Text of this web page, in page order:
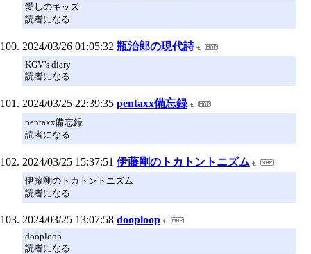
愛しのキッズ
読者になる
2024/03/26 01:05:32 瓶治郎の現代詩
KGV’s diary
読者になる
2024/03/25 22:39:35 pentaxx備忘録
pentaxx備忘録
読者になる
2024/03/25 15:37:51 伊藤剛のトカトントニズム
伊藤剛のトカトントニズム
読者になる
2024/03/25 13:07:58 dooploop
dooploop
読者になる